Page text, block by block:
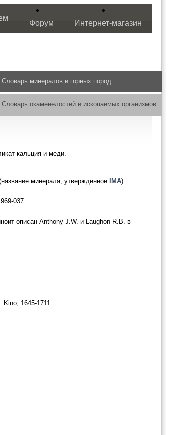
Форум Интернет-магазин
Словарь минералов и горных пород
Словарь окаменелостей и ископаемых организмов
кальция и меди.
минерала, утверждённое IMA)
037
описан Anthony J.W. и Laughon R.B. в
Kino, 1645-1711.